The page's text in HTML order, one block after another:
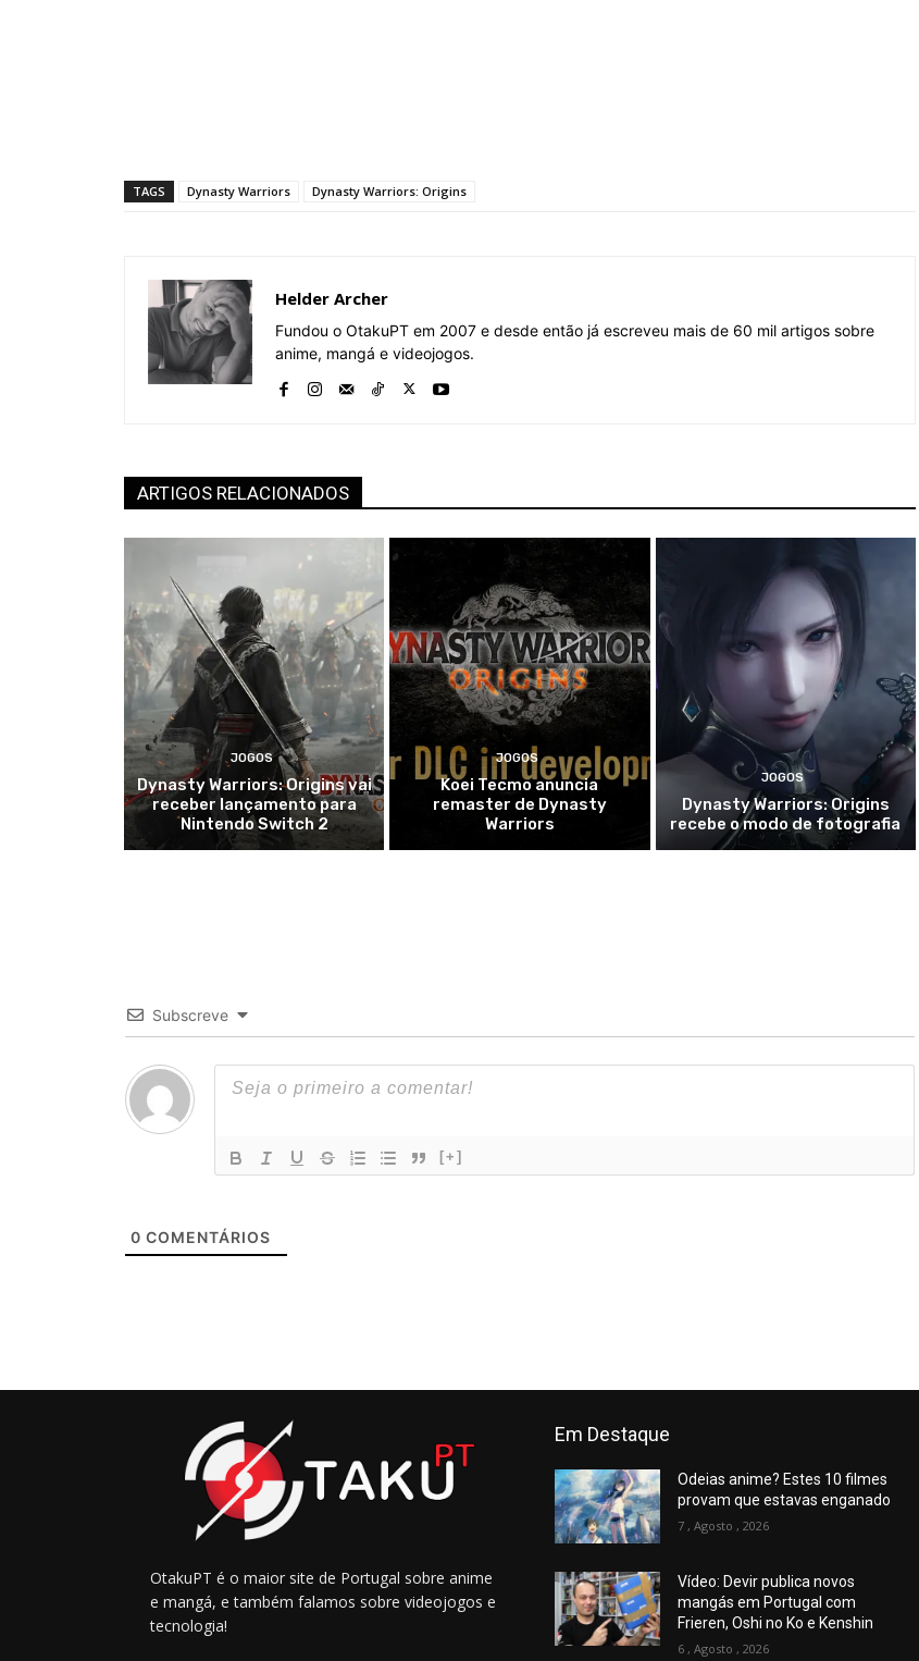
TAGS Dynasty Warriors Dynasty Warriors: Origins
Helder Archer
Fundou o OtakuPT em 2007 e desde então já escreveu mais de 60 mil artigos sobre
anime, mangá e videojogos.
ARTIGOS RELACIONADOS
JOGOS
Dynasty Warriors: Origins vai
receber lançamento para
Nintendo Switch 2
JOGOS
Koei Tecmo anuncia
remaster de Dynasty
Warriors
JOGOS
Dynasty Warriors: Origins
recebe o modo de fotografia
Subscreve
[+]
0 COMENTÁRIOS
OtakuPT é o maior site de Portugal sobre anime
e mangá, e também falamos sobre videojogos e
tecnologia!
Em Destaque
Odeias anime? Estes 10 filmes
provam que estavas enganado
7 , Agosto , 2026
Vídeo: Devir publica novos
mangás em Portugal com
Frieren, Oshi no Ko e Kenshin
6 , Agosto , 2026